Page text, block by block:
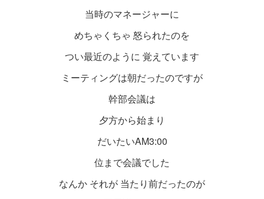
当時のマネージャーに
めちゃくちゃ 怒られたのを
つい最近のように 覚えています
ミーティングは朝だったのですが
幹部会議は
夕方から始まり
だいたいAM3:00
位まで会議でした
なんか それが 当たり前だったのが